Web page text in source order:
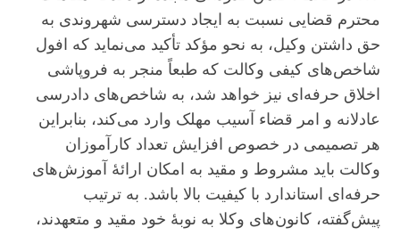
محترم قضایی نسبت به ایجاد دسترسی شهروندی به
حق داشتن وکیل، به نحو مؤکد تأکید می‌نماید که افول
شاخص‌های کیفی وکالت که طبعاً منجر به فروپاشی
اخلاق حرفه‌ای نیز خواهد شد، به شاخص‌های دادرسی
عادلانه و امر قضاء آسیب مهلک وارد می‌کند، بنابراین
هر تصمیمی در خصوص افزایش تعداد کارآموزان
وکالت باید مشروط و مقید به امکان ارائۀ آموزش‌های
حرفه‌ای استاندارد با کیفیت بالا باشد. به ترتیب
پیش‌گفته، کانون‌های وکلا به نوبۀ خود مقید و متعهدند،